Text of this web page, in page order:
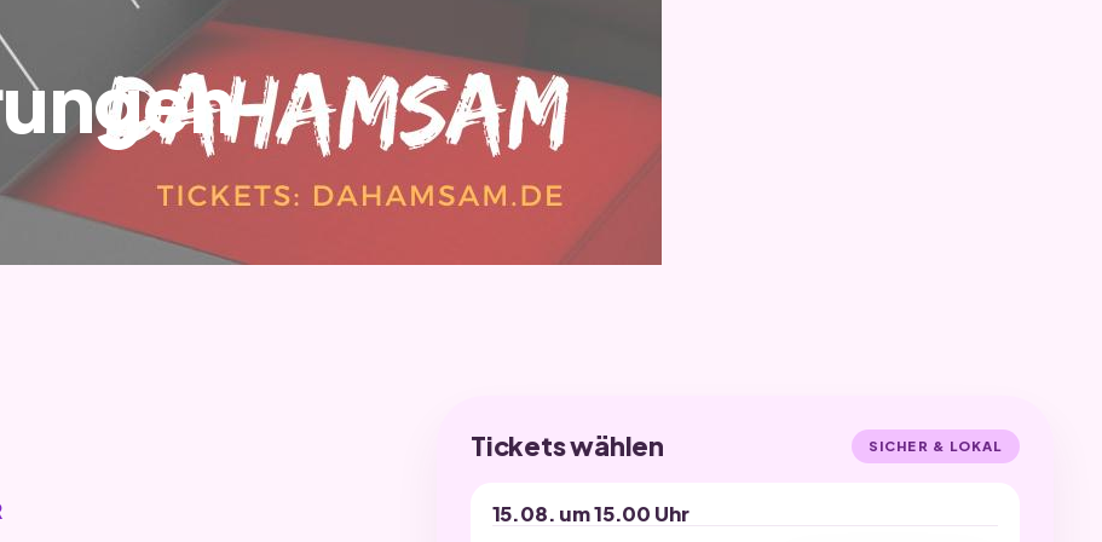
Tickets wählen SICHER & LOKAL
15.08. um 15.00 Uhr